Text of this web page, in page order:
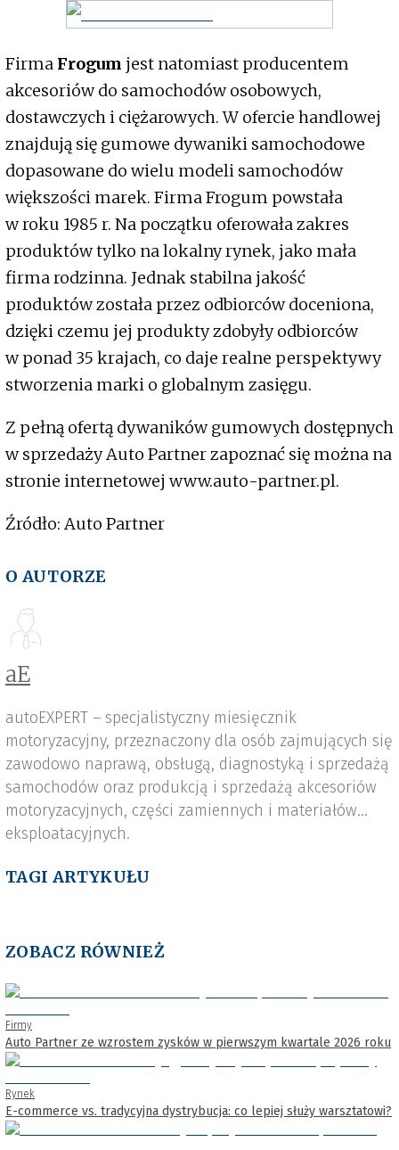
Firma Frogum jest natomiast producentem
akcesoriów do samochodów osobowych,
dostawczych i ciężarowych. W ofercie handlowej
znajdują się gumowe dywaniki samochodowe
dopasowane do wielu modeli samochodów
większości marek. Firma Frogum powstała
w roku 1985 r. Na początku oferowała zakres
produktów tylko na lokalny rynek, jako mała
firma rodzinna. Jednak stabilna jakość
produktów została przez odbiorców doceniona,
dzięki czemu jej produkty zdobyły odbiorców
w ponad 35 krajach, co daje realne perspektywy
stworzenia marki o globalnym zasięgu.
Z pełną ofertą dywaników gumowych dostępnych
w sprzedaży Auto Partner zapoznać się można na
stronie internetowej www.auto-partner.pl.
Źródło: Auto Partner
O AUTORZE
aE
autoEXPERT – specjalistyczny miesięcznik
motoryzacyjny, przeznaczony dla osób zajmujących się
zawodowo naprawą, obsługą, diagnostyką i sprzedażą
samochodów oraz produkcją i sprzedażą akcesoriów
motoryzacyjnych, części zamiennych i materiałów
eksploatacyjnych.
TAGI ARTYKUŁU
ZOBACZ RÓWNIEŻ
Firmy
Auto Partner ze wzrostem zysków w pierwszym kwartale 2026 roku
Rynek
E-commerce vs. tradycyjna dystrybucja: co lepiej służy warsztatowi?